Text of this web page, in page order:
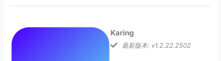
Karing
最新版本: v1.2.22.2502